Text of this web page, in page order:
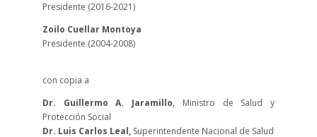
Presidente (2016-2021)
Zoilo Cuellar Montoya
Presidente (2004-2008)
con copia a
Dr. Guillermo A. Jaramillo, Ministro de Salud y
Protección Social
Dr. Luis Carlos Leal,Superintendente Nacional de Salud